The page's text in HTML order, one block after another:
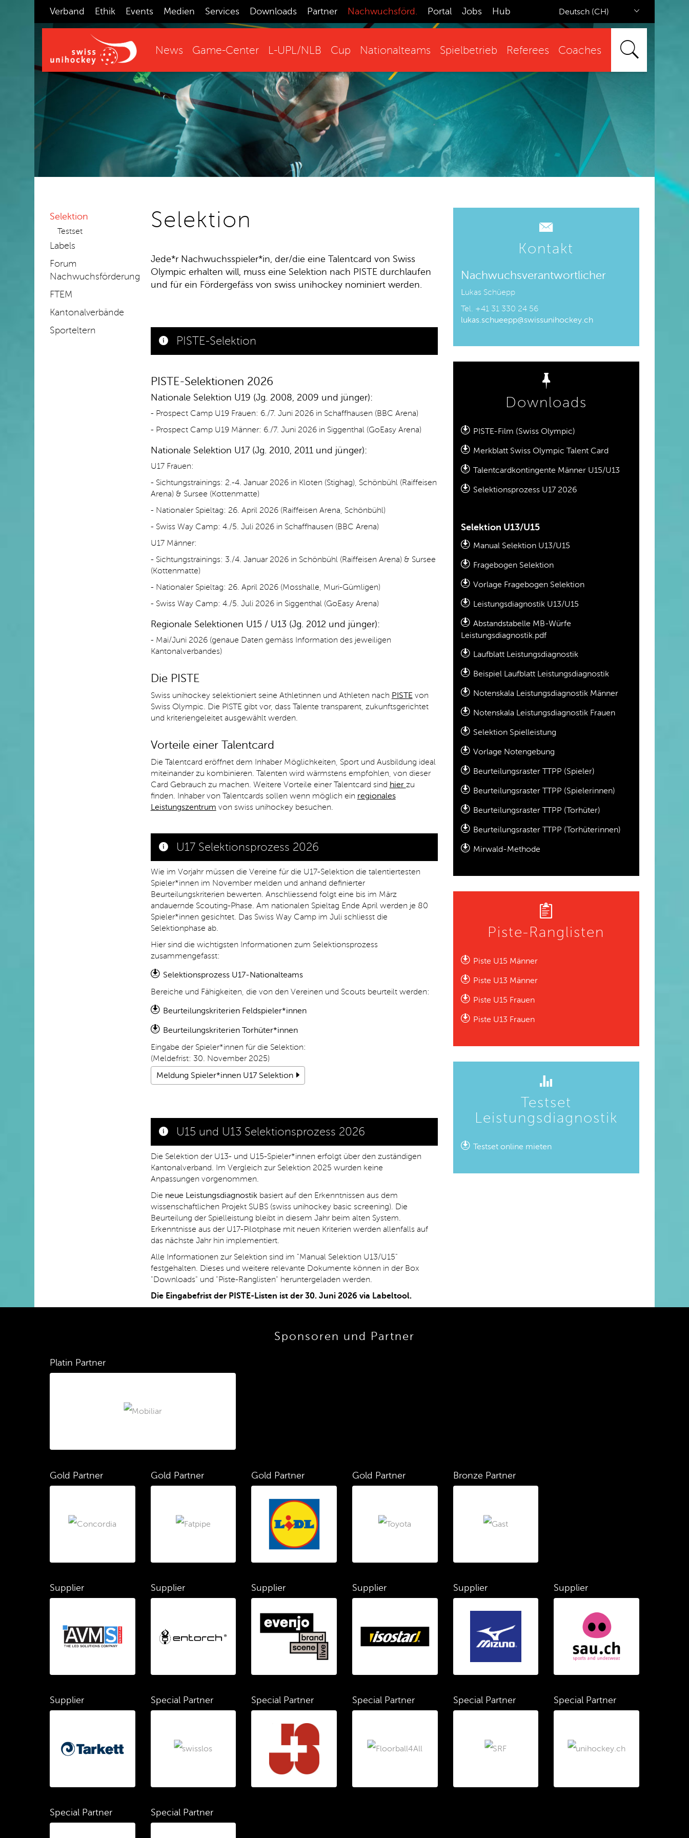
Verband Ethik Events Medien Services Downloads Partner Nachwuchsförd. Portal Jobs Hub Deutsch (CH)
News Game-Center L-UPL/NLB Cup Nationalteams Spielbetrieb Referees Coaches
Selektion
Testset
Labels
Forum
Nachwuchsförderung
FTEM
Kantonalverbände
Sporteltern
Selektion
Jede*r Nachwuchsspieler*in, der/die eine Talentcard von Swiss
Olympic erhalten will, muss eine Selektion nach PISTE durchlaufen
und für ein Fördergefäss von swiss unihockey nominiert werden.
PISTE-Selektion
PISTE-Selektionen 2026
Nationale Selektion U19 (Jg. 2008, 2009 und jünger):
- Prospect Camp U19 Frauen: 6./7. Juni 2026 in Schaffhausen (BBC Arena)
- Prospect Camp U19 Männer: 6./7. Juni 2026 in Siggenthal (GoEasy Arena)
Nationale Selektion U17 (Jg. 2010, 2011 und jünger):
U17 Frauen:
- Sichtungstrainings: 2.-4. Januar 2026 in Kloten (Stighag), Schönbühl (Raiffeisen
Arena) & Sursee (Kottenmatte)
- Nationaler Spieltag: 26. April 2026 (Raiffeisen Arena, Schönbühl)
- Swiss Way Camp: 4./5. Juli 2026 in Schaffhausen (BBC Arena)
U17 Männer:
- Sichtungstrainings: 3./4. Januar 2026 in Schönbühl (Raiffeisen Arena) & Sursee
(Kottenmatte)
- Nationaler Spieltag: 26. April 2026 (Mosshalle, Muri-Gümligen)
- Swiss Way Camp: 4./5. Juli 2026 in Siggenthal (GoEasy Arena)
Regionale Selektionen U15 / U13 (Jg. 2012 und jünger):
- Mai/Juni 2026 (genaue Daten gemäss Information des jeweiligen
Kantonalverbandes)
Die PISTE
Swiss unihockey selektioniert seine Athletinnen und Athleten nach PISTEvon
Swiss Olympic. Die PISTE gibt vor, dass Talente transparent, zukunftsgerichtet
und kriteriengeleitet ausgewählt werden.
Vorteile einer Talentcard
Die Talentcard eröffnet dem Inhaber Möglichkeiten, Sport und Ausbildung ideal
miteinander zu kombinieren. Talenten wird wärmstens empfohlen, von dieser
Card Gebrauch zu machen. Weitere Vorteile einer Talentcard sind hier zu
finden. Inhaber von Talentcards sollen wenn möglich ein regionales
Leistungszentrum von swiss unihockey besuchen.
U17 Selektionsprozess 2026
Wie im Vorjahr müssen die Vereine für die U17-Selektion die talentiertesten
Spieler*innen im November melden und anhand definierter
Beurteilungskriterien bewerten. Anschliessend folgt eine bis im März
andauernde Scouting-Phase. Am nationalen Spieltag Ende April werden je 80
Spieler*innen gesichtet. Das Swiss Way Camp im Juli schliesst die
Selektionphase ab.
Hier sind die wichtigsten Informationen zum Selektionsprozess
zusammengefasst:
Selektionsprozess U17-Nationalteams
Bereiche und Fähigkeiten, die von den Vereinen und Scouts beurteilt werden:
Beurteilungskriterien Feldspieler*innen
Beurteilungskriterien Torhüter*innen
Eingabe der Spieler*innen für die Selektion:
(Meldefrist: 30. November 2025)
Meldung Spieler*innen U17 Selektion
U15 und U13 Selektionsprozess 2026
Die Selektion der U13- und U15-Spieler*innen erfolgt über den zuständigen
Kantonalverband. Im Vergleich zur Selektion 2025 wurden keine
Anpassungen vorgenommen.
Die neue Leistungsdiagnostikbasiert auf den Erkenntnissen aus dem
wissenschaftlichen Projekt SUBS (swiss unihockey basic screening). Die
Beurteilung der Spielleistung bleibt in diesem Jahr beim alten System.
Erkenntnisse aus der U17-Pilotphase mit neuen Kriterien werden allenfalls auf
das nächste Jahr hin implementiert.
Alle Informationen zur Selektion sind im "Manual Selektion U13/U15"
festgehalten. Dieses und weitere relevante Dokumente können in der Box
"Downloads" und "Piste-Ranglisten" heruntergeladen werden.
Die Eingabefrist der PISTE-Listen ist der 30. Juni 2026 via Labeltool.
Kontakt
Nachwuchsverantwortlicher
Lukas Schüepp
Tel. +41 31 330 24 56
lukas.schueepp@swissunihockey.ch
Downloads
PISTE-Film (Swiss Olympic)
Merkblatt Swiss Olympic Talent Card
Talentcardkontingente Männer U15/U13
Selektionsprozess U17 2026
Selektion U13/U15
Manual Selektion U13/U15
Fragebogen Selektion
Vorlage Fragebogen Selektion
Leistungsdiagnostik U13/U15
Abstandstabelle MB-Würfe
Leistungsdiagnostik.pdf
Laufblatt Leistungsdiagnostik
Beispiel Laufblatt Leistungsdiagnostik
Notenskala Leistungsdiagnostik Männer
Notenskala Leistungsdiagnostik Frauen
Selektion Spielleistung
Vorlage Notengebung
Beurteilungsraster TTPP (Spieler)
Beurteilungsraster TTPP (Spielerinnen)
Beurteilungsraster TTPP (Torhüter)
Beurteilungsraster TTPP (Torhüterinnen)
Mirwald-Methode
Piste-Ranglisten
Piste U15 Männer
Piste U13 Männer
Piste U15 Frauen
Piste U13 Frauen
Testset
Leistungsdiagnostik
Testset online mieten
Sponsoren und Partner
Platin Partner
Gold Partner Gold Partner Gold Partner Gold Partner Bronze Partner
Supplier Supplier Supplier Supplier Supplier Supplier
Supplier Special Partner Special Partner Special Partner Special Partner Special Partner
Special Partner Special Partner